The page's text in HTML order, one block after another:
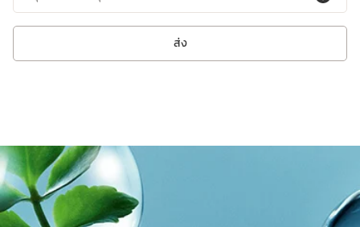
ส่ง